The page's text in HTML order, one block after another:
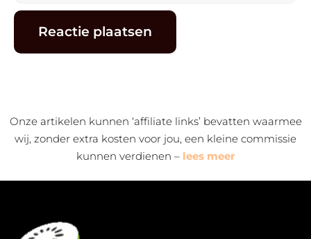
Onze artikelen kunnen ‘affiliate links’ bevatten waarmee
wij, zonder extra kosten voor jou, een kleine commissie
kunnen verdienen – lees meer